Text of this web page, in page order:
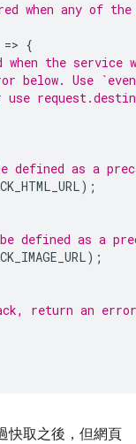
when any of
=> {
when the
below. Use
be defined as a
);
be defined as a
);
return an error
快取之後，但網頁